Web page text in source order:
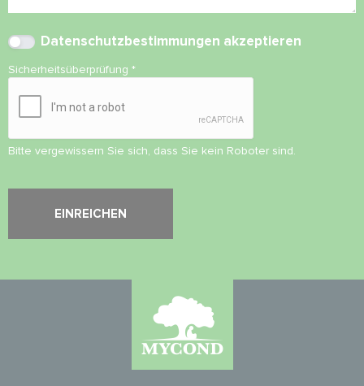
Datenschutzbestimmungen akzeptieren
Sicherheitsüberprüfung *
Bitte vergewissern Sie sich, dass Sie kein Roboter sind.